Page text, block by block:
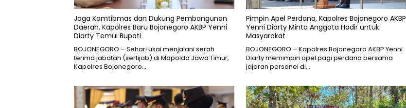
Jaga Kamtibmas dan Dukung Pembangunan
Daerah, Kapolres Baru Bojonegoro AKBP Yenni
Diarty Temui Bupati
BOJONEGORO – Sehari usai menjalani serah
terima jabatan (sertijab) di Mapolda Jawa Timur,
Kapolres Bojonegoro…
Pimpin Apel Perdana, Kapolres Bojonegoro AKBP
Yenni Diarty Minta Anggota Hadir untuk
Masyarakat
BOJONEGORO – Kapolres Bojonegoro AKBP Yenni
Diarty memimpin apel pagi perdana bersama
jajaran personel di…